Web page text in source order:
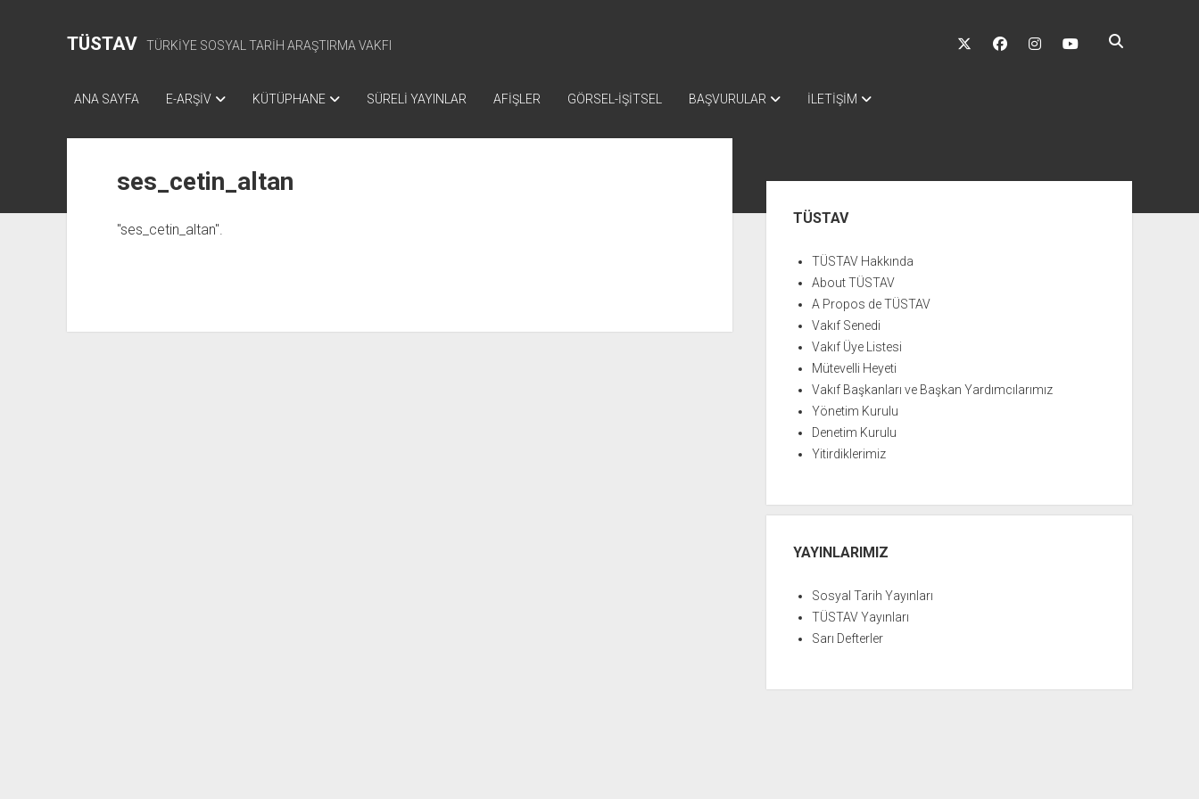
TÜSTAV TÜRKİYE SOSYAL TARİH ARAŞTIRMA VAKFI
twitter facebookinstagramyoutube
ANA SAYFA E-ARŞİV KÜTÜPHANE SÜRELİ YAYINLAR AFİŞLER GÖRSEL-İŞİTSEL BAŞVURULAR İLETİŞİM
ses_cetin_altan
"ses_cetin_altan".
MenüTÜSTAV
TÜSTAV Hakkında
About TÜSTAV
A Propos de TÜSTAV
Vakıf Senedi
Vakıf Üye Listesi
Mütevelli Heyeti
Vakıf Başkanları ve Başkan Yardımcılarımız
Yönetim Kurulu
Denetim Kurulu
Yitirdiklerimiz
YAYINLARIMIZ
Sosyal Tarih Yayınları
TÜSTAV Yayınları
Sarı Defterler